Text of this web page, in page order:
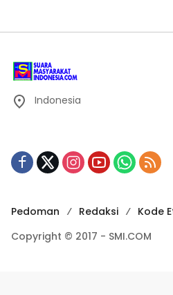
Indonesia
Pedoman Redaksi
Kode
Copyright © 2017 - SMI.COM